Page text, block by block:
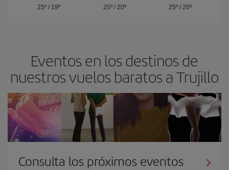
25º/ 19º
25º/ 20º
25º / 20º
Eventos en los destinos de
nuestros vuelos baratos a Trujillo
Consulta los próximos eventos